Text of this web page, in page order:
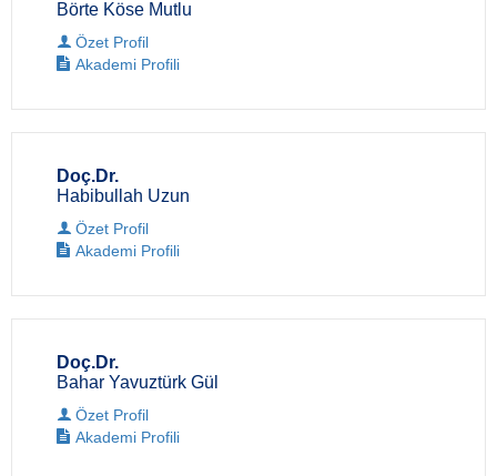
Börte Köse Mutlu
Özet Profil
Akademi Profili
Doç.Dr.
Habibullah Uzun
Özet Profil
Akademi Profili
Doç.Dr.
Bahar Yavuztürk Gül
Özet Profil
Akademi Profili